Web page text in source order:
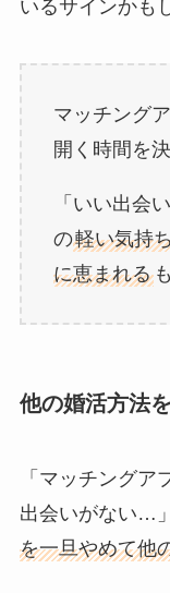
いるサインかも
マッチング
開く時間を
「いい出会
の軽い気持
に恵まれる
他の婚活方法
「マッチング
出会いがない…
を一旦やめて他